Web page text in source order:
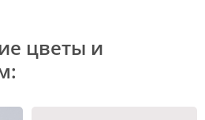
цветы и